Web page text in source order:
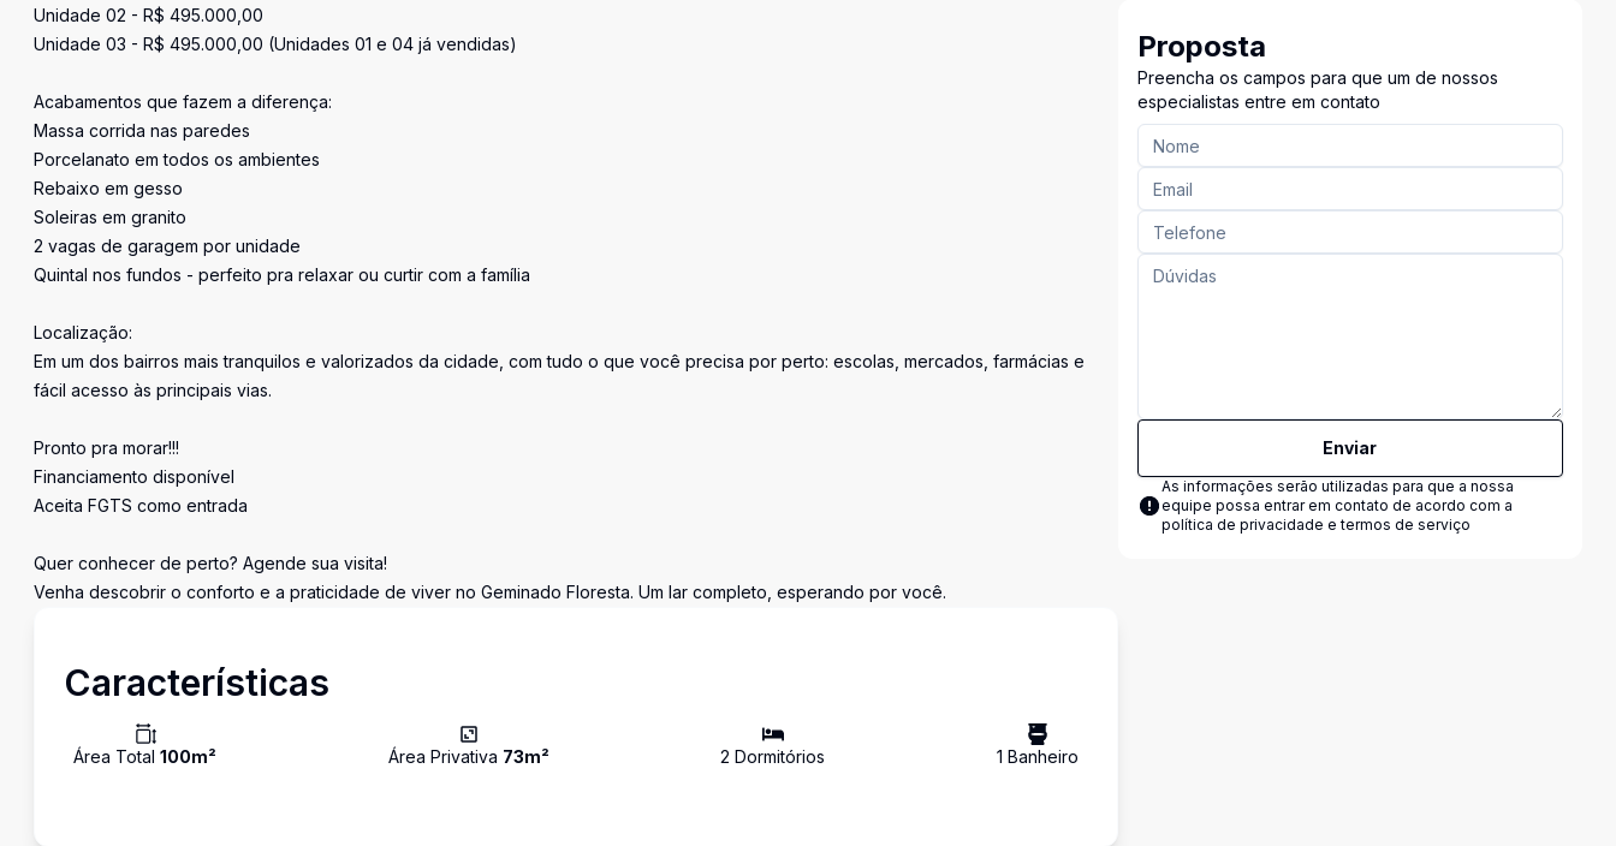
Unidade 02 - R$ 495.000,00
Unidade 03 - R$ 495.000,00 (Unidades 01 e 04 já vendidas)
Acabamentos que fazem a diferença:
Massa corrida nas paredes
Porcelanato em todos os ambientes
Rebaixo em gesso
Soleiras em granito
2 vagas de garagem por unidade
Quintal nos fundos - perfeito pra relaxar ou curtir com a família
Localização:
Em um dos bairros mais tranquilos e valorizados da cidade, com tudo o que você precisa por perto: escolas, mercados, farmácias e
fácil acesso às principais vias.
Pronto pra morar!!!
Financiamento disponível
Aceita FGTS como entrada
Quer conhecer de perto? Agende sua visita!
Venha descobrir o conforto e a praticidade de viver no Geminado Floresta. Um lar completo, esperando por você.
Características
Área Total 100m² Área Privativa 73m² 2 Dormitórios 1 Banheiro
Proposta
Preencha os campos para que um de nossos
especialistas entre em contato
Enviar
As informações serão utilizadas para que a nossa
equipe possa entrar em contato de acordo com a
política de privacidade e termos de serviço